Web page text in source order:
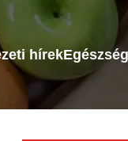
hírekEgészség